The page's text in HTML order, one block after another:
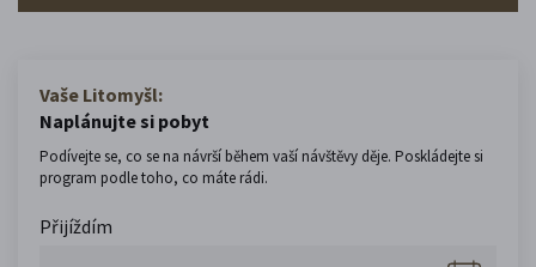
Vaše Litomyšl:
Naplánujte si pobyt
Podívejte se, co se na návrší během vaší návštěvy děje. Poskládejte si
program podle toho, co máte rádi.
Přijíždím